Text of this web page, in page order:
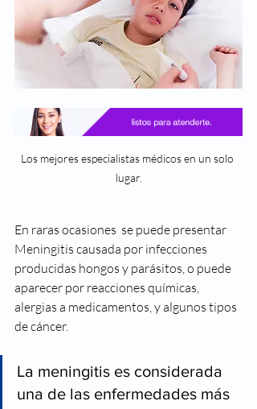
Los mejores especialistas médicos en un solo
lugar.
En raras ocasiones  se puede presentar
Meningitis causada por infecciones
producidas hongos y parásitos, o puede
aparecer por reacciones químicas,
alergias a medicamentos, y algunos tipos
de cáncer.
La meningitis es considerada
una de las enfermedades más